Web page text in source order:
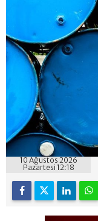
10 Ağustos 2026
Pazartesi 12:18